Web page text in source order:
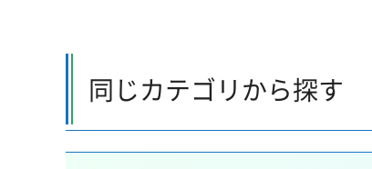
同じカテゴリから探す